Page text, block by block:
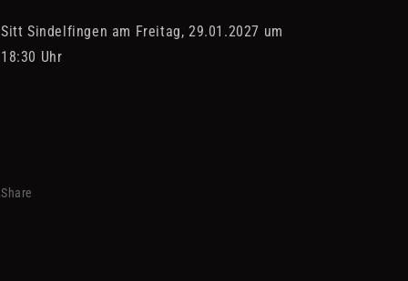
Sitt Sindelfingen am Freitag, 29.01.2027 um
18:30 Uhr
Share